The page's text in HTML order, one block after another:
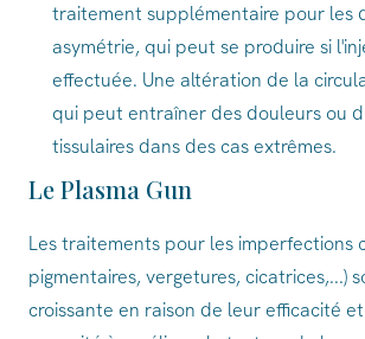
traitement supplémentaire pour les
asymétrie, qui peut se produire si
effectuée. Une altération de la
qui peut entraîner des douleurs ou
tissulaires dans des cas extrêmes.
Le Plasma Gun
Les traitements pour les imperfections
pigmentaires, vergetures, cicatrices,...)
croissante en raison de leur efficacité